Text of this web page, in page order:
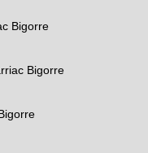
Bigorre
Bigorre